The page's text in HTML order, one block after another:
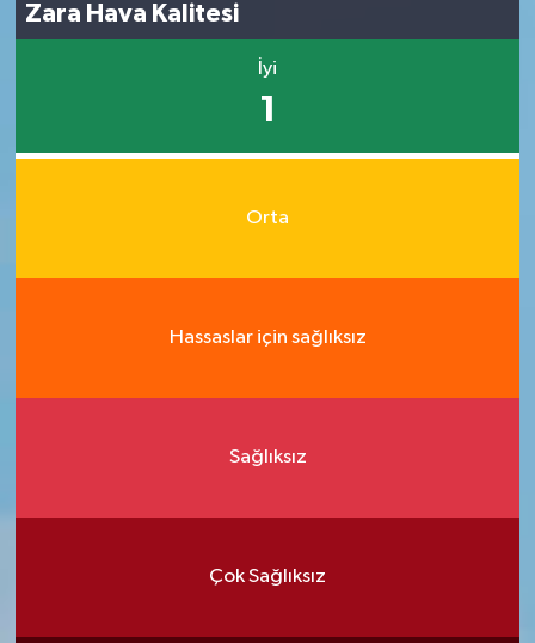
Zara Hava Kalitesi
İyi
1
Orta
Hassaslar için sağlıksız
Sağlıksız
Çok Sağlıksız